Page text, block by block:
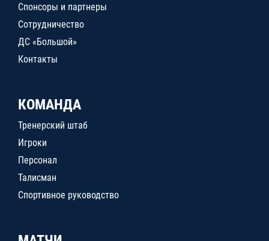
Спонсоры и партнеры
Сотрудничество
ДС «Большой»
Контакты
КОМАНДА
Тренерский штаб
Игроки
Персонал
Талисман
Спортивное руководство